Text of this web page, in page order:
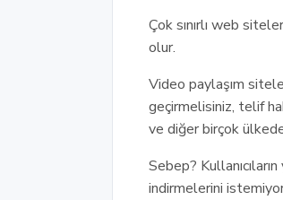
Çok sınırlı web
olur.
Video paylaşım
geçirmelisiniz, telif
ve diğer birçok ülkede
Sebep?
indirmelerini